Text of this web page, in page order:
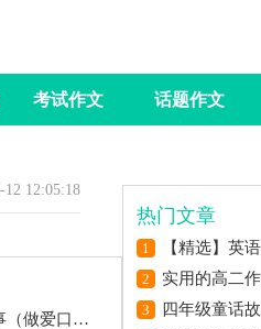
考试作文 话题作文
12 12:05:18
热门文章
1 【精选】英
2 实用的高二
3 四年级童话
猛男口交挑逗我性高潮的故事（做爱口交自摸高潮过程）